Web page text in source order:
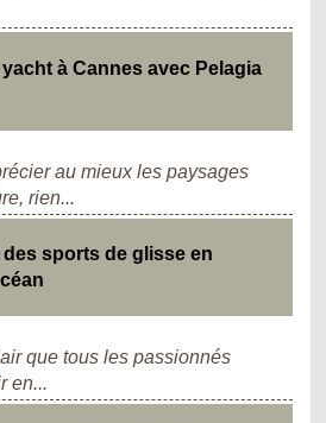
à Cannes avec Pelagia
au mieux les paysages
rien...
sports de glisse en
que tous les passionnés
en...